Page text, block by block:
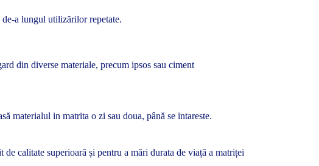
a lungul utilizărilor repetate.
din diverse materiale, precum ipsos sau ciment
materialul in matrita o zi sau doua, până se intareste.
calitate superioară și pentru a mări durata de viață a matriței